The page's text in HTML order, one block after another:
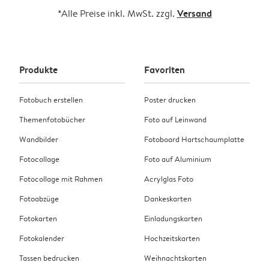
*Alle Preise inkl. MwSt. zzgl. Versand
Produkte
Fotobuch erstellen
Themenfotobücher
Wandbilder
Fotocollage
Fotocollage mit Rahmen
Fotoabzüge
Fotokarten
Fotokalender
Tassen bedrucken
Favoriten
Poster drucken
Foto auf Leinwand
Fotoboard Hartschaumplatte
Foto auf Aluminium
Acrylglas Foto
Dankeskarten
Einladungskarten
Hochzeitskarten
Weihnachtskarten